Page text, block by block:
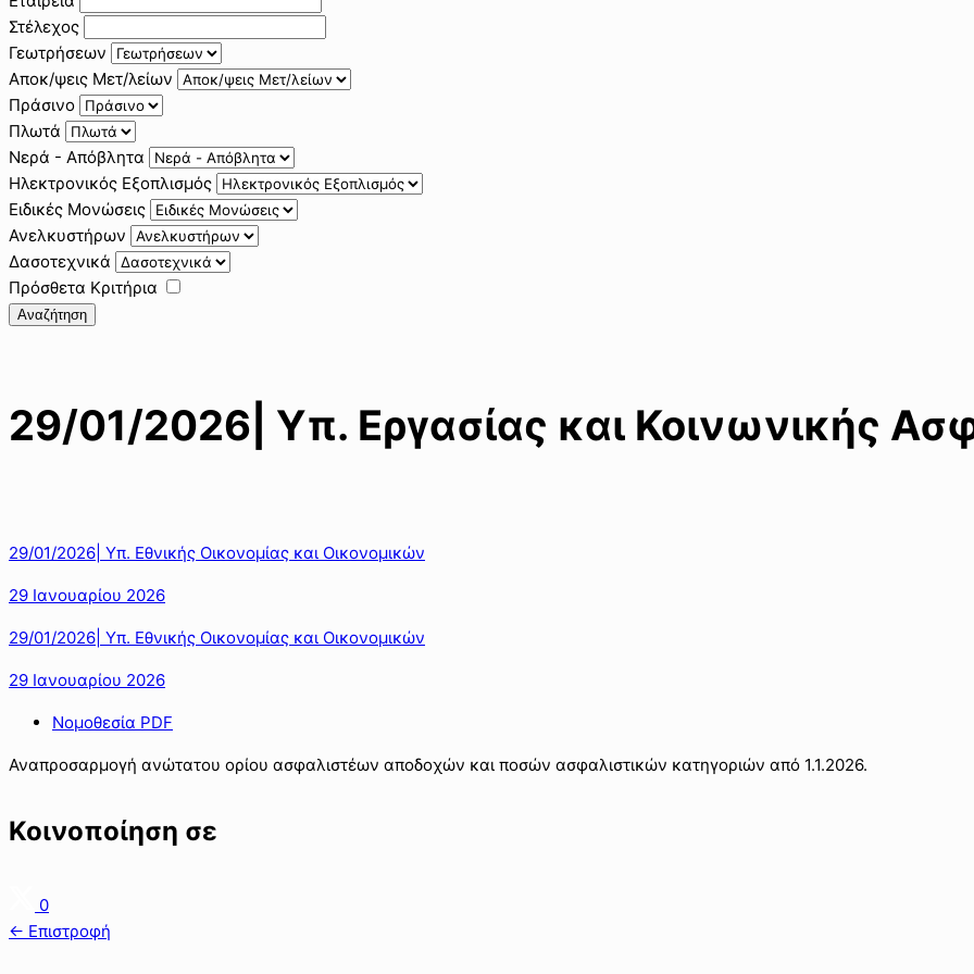
Στέλεχος
Γεωτρήσεων
Αποκ/ψεις Μετ/λείων
Πράσινο
Πλωτά
Νερά - Απόβλητα
Ηλεκτρονικός Εξοπλισμός
Ειδικές Μονώσεις
Ανελκυστήρων
Δασοτεχνικά
Πρόσθετα Κριτήρια
Αναζήτηση
29/01/2026| Υπ. Εργασίας και Κοινωνικής
29/01/2026| Υπ. Εθνικής Οικονομίας και Οικονομικών
29 Ιανουαρίου 2026
29/01/2026| Υπ. Εθνικής Οικονομίας και Οικονομικών
29 Ιανουαρίου 2026
Νομοθεσία PDF
Αναπροσαρμογή ανώτατου ορίου ασφαλιστέων αποδοχών και ποσών ασφαλιστικών κατηγοριών από 1.1.2026.
Κοινοποίηση σε
0
← Επιστροφή